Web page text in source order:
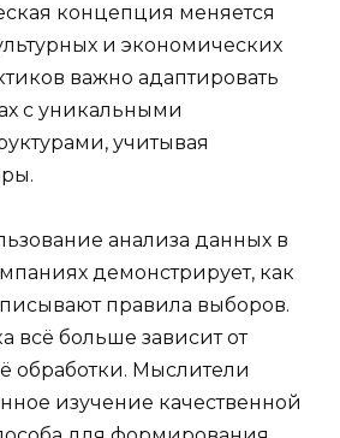
концепция меняется
и экономических
важно адаптировать
с уникальными
учитывая
анализа данных в
демонстрирует, как
правила выборов.
всё больше зависит от
обработки. Мыслители
изучение качественной